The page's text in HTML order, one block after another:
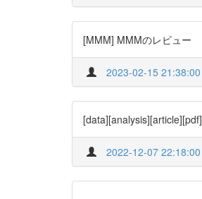
[MMM] MMMのレビュー
2023-02-15 21:38:00
[data][analysis][article][pdf]
2022-12-07 22:18:00